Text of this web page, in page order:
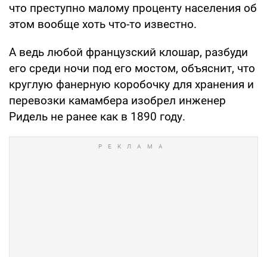
что преступно малому проценту населения об
этом вообще хоть что-то известно.
А ведь любой французский клошар, разбуди
его среди ночи под его мостом, объяснит, что
круглую фанерную коробочку для хранения и
перевозки камамбера изобрел инженер
Ридель не ранее как в 1890 году.